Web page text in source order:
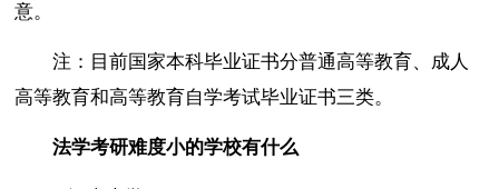
意。
注：目前国家本科毕业证书分普通高等教育、成人
高等教育和高等教育自学考试毕业证书三类。
法学考研难度小的学校有什么